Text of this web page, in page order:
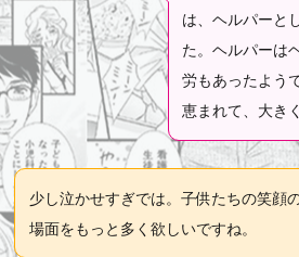
は、ヘルパーと
た。ヘルパーは
労もあったよう
恵まれて、大き
少し泣かせすぎでは。子供たちの笑顔
場面をもっと多く欲しいですね。